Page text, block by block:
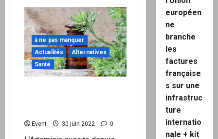
Comment
prévenir
et
traiter
les
lésions
dues
aux
injections
contre
le
à ne pas manquer
Actualités
Alternatives
Santé
Event 30 juin 2022 0
européen
ne
branche
les
factures
française
s sur une
infrastruc
ture
internatio
nale + kit